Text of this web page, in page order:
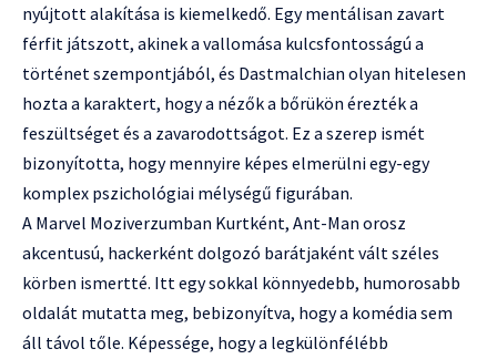
nyújtott alakítása is kiemelkedő. Egy mentálisan zavart
férfit játszott, akinek a vallomása kulcsfontosságú a
történet szempontjából, és Dastmalchian olyan hitelesen
hozta a karaktert, hogy a nézők a bőrükön érezték a
feszültséget és a zavarodottságot. Ez a szerep ismét
bizonyította, hogy mennyire képes elmerülni egy-egy
komplex pszichológiai mélységű figurában.
A Marvel Moziverzumban Kurtként, Ant-Man orosz
akcentusú, hackerként dolgozó barátjaként vált széles
körben ismertté. Itt egy sokkal könnyedebb, humorosabb
oldalát mutatta meg, bebizonyítva, hogy a komédia sem
áll távol tőle. Képessége, hogy a legkülönfélébb